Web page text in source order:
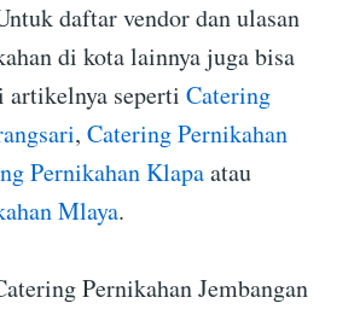
daftar vendor dan ulasan
di kota lainnya juga bisa
seperti Catering
, Catering Pernikahan
Pernikahan Klapaatau
Mlaya.
Pernikahan Jembangan